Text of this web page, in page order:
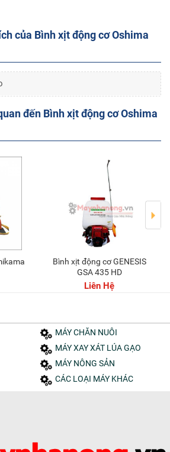
của Bình xịt động cơ Oshima
đến Bình xịt động cơ Oshima
Bình xịt động cơ GENESIS
GSA 435 HD
Liên Hệ
MÁY CHĂN NUÔI
MÁY XAY XÁT LÚA GẠO
MÁY NÔNG SẢN
CÁC LOẠI MÁY KHÁC